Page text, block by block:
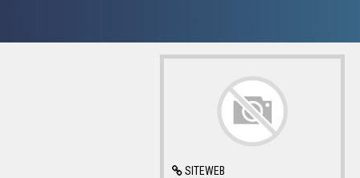
SITEWEB